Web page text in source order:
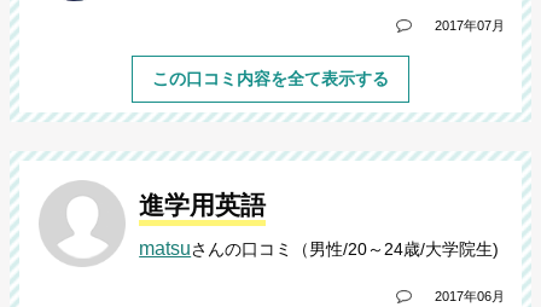
2017年07月
この口コミ内容を全て表示する
進学用英語
matsuさんの口コミ（男性/20～24歳/大学院生)
2017年06月